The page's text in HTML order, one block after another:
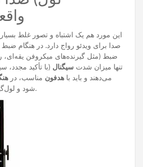
*
این مورد هم یک اشتباه و تصور غلط
صدا برای ویدئو رواج دارد. در هنگام
ضبط (مثل گیرنده‌های میکروفن یقه‌ای،
تنها میزان شدت سیگنال (با تأکید مجدد،
می‌دهند و باید با هدفون مناسب، در
شود و لول‌گیری مناسب انجام شود.